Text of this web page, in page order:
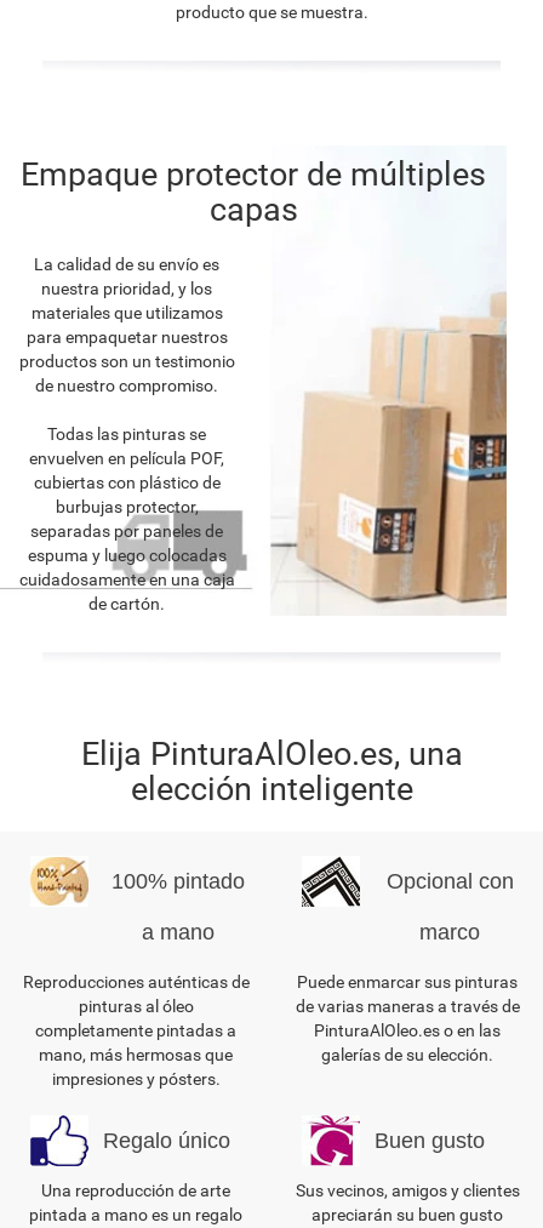
producto que se muestra.
Empaque protector de múltiples
capas
La calidad de su envío es
nuestra prioridad, y los
materiales que utilizamos
para empaquetar nuestros
productos son un testimonio
de nuestro compromiso.
Todas las pinturas se
envuelven en película POF,
cubiertas con plástico de
burbujas protector,
separadas por paneles de
espuma y luego colocadas
cuidadosamente en una caja
de cartón.
Elija PinturaAlOleo.es, una
elección inteligente
100% pintado
a mano
Reproducciones auténticas de
pinturas al óleo
completamente pintadas a
mano, más hermosas que
impresiones y pósters.
Opcional con
marco
Puede enmarcar sus pinturas
de varias maneras a través de
PinturaAlOleo.es o en las
galerías de su elección.
Regalo único
Una reproducción de arte
pintada a mano es un regalo
Buen gusto
Sus vecinos, amigos y clientes
apreciarán su buen gusto